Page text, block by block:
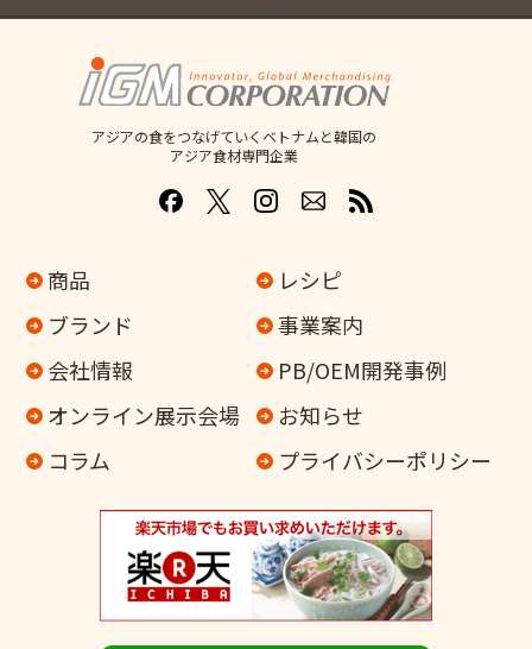
アジアの食をつなげていくベトナムと韓国の
アジア食材専門企業
商品
レシピ
ブランド
事業案内
会社情報
PB/OEM開発事例
オンライン展示会場
お知らせ
コラム
プライバシーポリシー